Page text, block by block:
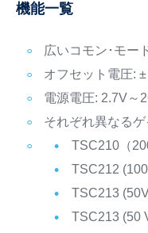
機能一覧
広いコモン･モー
オフセット電圧:
電源電圧: 2.7V～
それぞれ異なる
TSC210（
TSC212
TSC213
TSC213 (50